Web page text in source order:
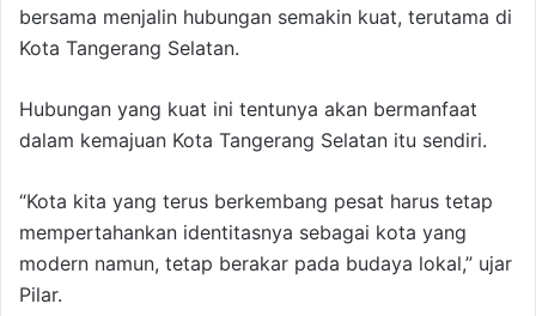
bersama menjalin hubungan semakin kuat, terutama di
Kota Tangerang Selatan.
Hubungan yang kuat ini tentunya akan bermanfaat
dalam kemajuan Kota Tangerang Selatan itu sendiri.
“Kota kita yang terus berkembang pesat harus tetap
mempertahankan identitasnya sebagai kota yang
modern namun, tetap berakar pada budaya lokal,” ujar
Pilar.